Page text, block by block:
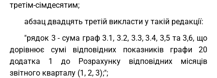
третім-сімдесятим;
абзац двадцять третій викласти у такій редакції:
"рядок 3 - сума граф 3.1, 3.2, 3.3, 3.4, 3,5 та 3,6, що
дорівнює сумі відповідних показників графи 20
додатка 1 до Розрахунку відповідних місяців
звітного кварталу (1, 2, 3);";